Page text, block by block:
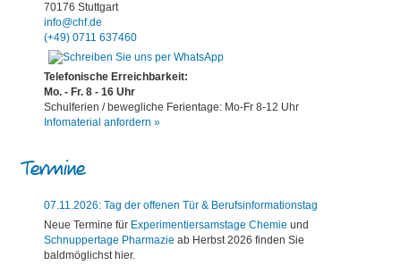
70176 Stuttgart
info@chf.de
(+49) 0711 637460
Telefonische Erreichbarkeit:
Mo. - Fr. 8 - 16 Uhr
Schulferien / bewegliche Ferientage: Mo-Fr 8-12 Uhr
Infomaterial anfordern »
Termine
07.11.2026: Tag der offenen Tür & Berufsinformationstag
Neue Termine für Experimentiersamstage Chemie und
Schnuppertage Pharmazie ab Herbst 2026 finden Sie
baldmöglichst hier.